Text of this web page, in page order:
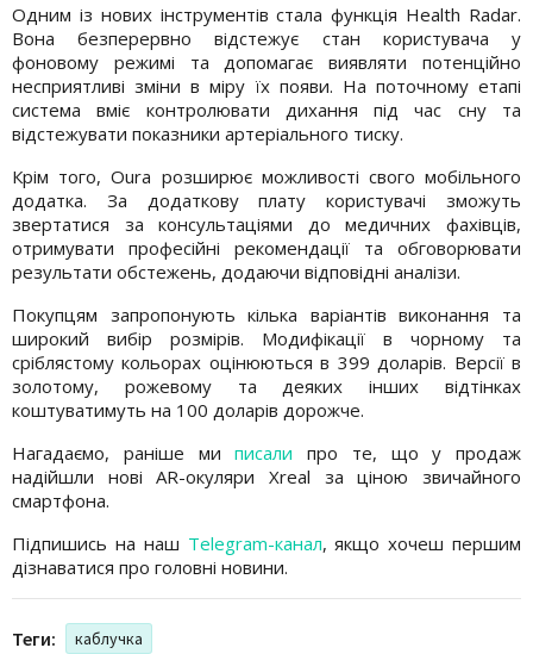
Одним із нових інструментів стала функція Health Radar.
Вона безперервно відстежує стан користувача у
фоновому режимі та допомагає виявляти потенційно
несприятливі зміни в міру їх появи. На поточному етапі
система вміє контролювати дихання під час сну та
відстежувати показники артеріального тиску.
Крім того, Oura розширює можливості свого мобільного
додатка. За додаткову плату користувачі зможуть
звертатися за консультаціями до медичних фахівців,
отримувати професійні рекомендації та обговорювати
результати обстежень, додаючи відповідні аналізи.
Покупцям запропонують кілька варіантів виконання та
широкий вибір розмірів. Модифікації в чорному та
сріблястому кольорах оцінюються в 399 доларів. Версії в
золотому, рожевому та деяких інших відтінках
коштуватимуть на 100 доларів дорожче.
Нагадаємо, раніше миписали про те, що у продаж
надійшли нові AR-окуляри Xreal за ціною звичайного
смартфона.
Підпишись на наш Telegram-канал, якщо хочеш першим
дізнаватися про головні новини.
Теги: каблучка